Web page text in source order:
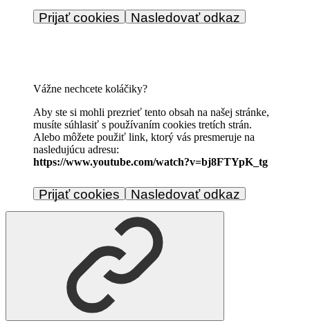
Prijať cookies Nasledovať odkaz
Vážne nechcete koláčiky?
Aby ste si mohli prezrieť tento obsah na našej stránke,
musíte súhlasiť s používaním cookies tretích strán.
Alebo môžete použiť link, ktorý vás presmeruje na
nasledujúcu adresu:
https://www.youtube.com/watch?v=bj8FTYpK_tg
Prijať cookies Nasledovať odkaz